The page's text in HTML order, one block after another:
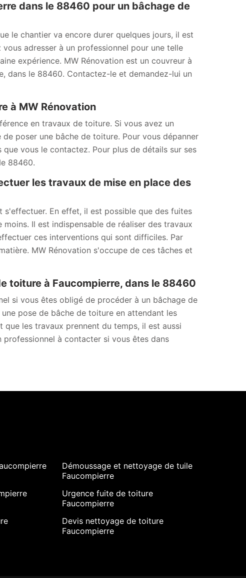
dans le 88460 pour un bâchage de
le chantier va encore durer quelques jours, il est
adresser à un professionnel pour une telle
expérience. MW Rénovation est un couvreur à
dans le 88460. Contactez-le et demandez-lui un
à MW Rénovation
en travaux de toiture. Si vous avez un
poser une bâche de toiture. Pour vous dépanner
vous le contactez. Pour plus de détails sur ses
88460.
les travaux de mise en place des
En effet, il est possible que des fuites
Il est indispensable de réaliser des travaux
ces interventions qui sont difficiles. Par
MW Rénovation s'occupe de ces tâches et
toiture à Faucompierre, dans le 88460
si vous êtes obligé de procéder à un bâchage de
pose de bâche de toiture en attendant les
les travaux prennent du temps, il est aussi
à contacter si vous êtes dans
Démoussage et nettoyage de tuile
Faucompierre
Urgence fuite de toiture
Faucompierre
Devis nettoyage de toiture
Faucompierre